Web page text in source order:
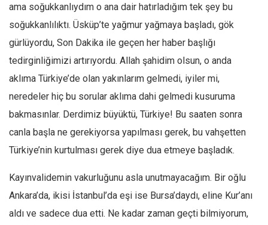
ama soğukkanlıydım o ana dair hatırladığım tek şey bu
soğukkanlılıktı. Üsküp’te yağmur yağmaya başladı, gök
gürlüyordu, Son Dakika ile geçen her haber başlığı
tedirginliğimizi artırıyordu. Allah şahidim olsun, o anda
aklıma Türkiye’de olan yakınlarım gelmedi, iyiler mi,
neredeler hiç bu sorular aklıma dahi gelmedi kusuruma
bakmasınlar. Derdimiz büyüktü, Türkiye! Bu saaten sonra
canla başla ne gerekiyorsa yapılması gerek, bu vahşetten
Türkiye’nin kurtulması gerek diye dua etmeye başladık.
Kayınvalidemin vakurluğunu asla unutmayacağım. Bir oğlu
Ankara’da, ikisi İstanbul’da eşi ise Bursa’daydı, eline Kur’anı
aldı ve sadece dua etti. Ne kadar zaman geçti bilmiyorum,